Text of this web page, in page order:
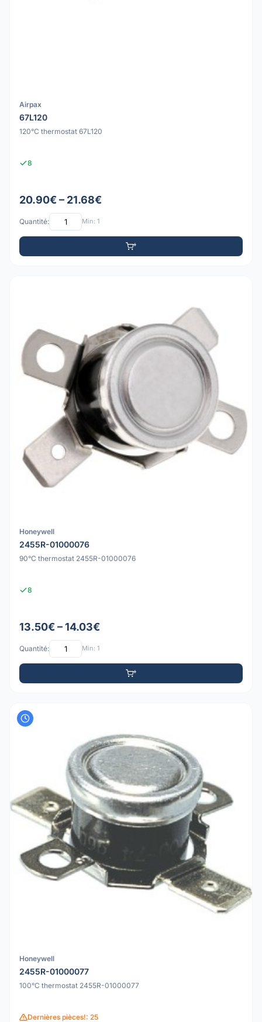
Airpax
67L120
120°C thermostat 67L120
8
20.90€ – 21.68€
Quantité: Min: 1
Honeywell
2455R-01000076
90°C thermostat 2455R-01000076
8
13.50€ – 14.03€
Quantité: Min: 1
Honeywell
2455R-01000077
100°C thermostat 2455R-01000077
Dernières pièces!: 25